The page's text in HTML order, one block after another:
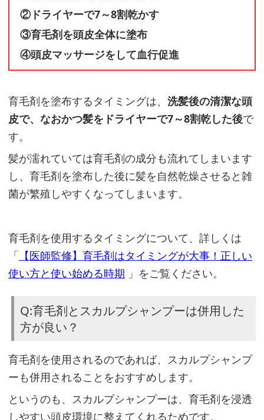
②ドライヤーで7～8割乾かす
③育毛剤を頭皮全体に塗布
④頭皮マッサージをして血行促進
育毛剤を塗布するタイミングは、 洗髪後の清潔な頭
皮で、なおかつ髪をドライヤーで7～8割乾した後で
す。
髪が濡れていては育毛剤の成分も流れてしまいます
し、育毛剤を塗布した後に髪を自然乾燥させると雑
菌が繁殖しやすくなってしまいます。
育毛剤を使用するタイミングについて、詳しくは
「 【医師監修】育毛剤はタイミングが大事！正しい
使い方と使い始める時期 」をご覧ください。
Q:育毛剤とスカルプシャンプーは併用した
方が良い？
育毛剤を使用されるのであれば、スカルプシャンプ
ーも併用されることをおすすめします。
というのも、スカルプシャンプーは、育毛剤を浸透
しやすい頭皮環境に整えてくれるためです。